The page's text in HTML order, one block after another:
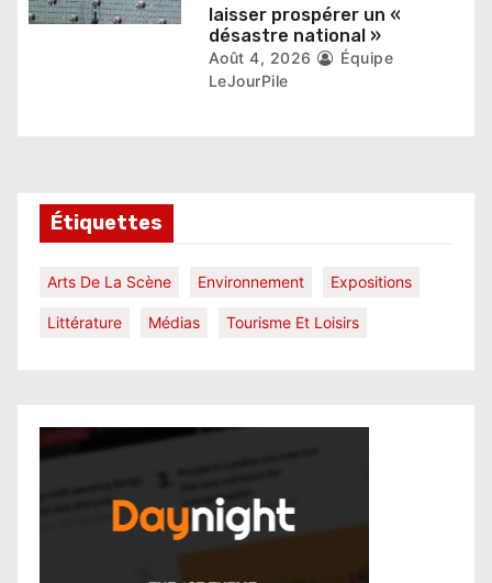
laisser prospérer un «
désastre national »
Août 4, 2026
Équipe
LeJourPile
Étiquettes
Arts De La Scène Environnement Expositions
Littérature Médias Tourisme Et Loisirs